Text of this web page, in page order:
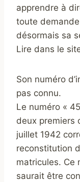
apprendre à
toute
désormais sa
Lire dans le
Son numéro
pas connu.
Le numéro «
deux premiers
juillet 1942
reconstitution
matricules. Ce
saurait être